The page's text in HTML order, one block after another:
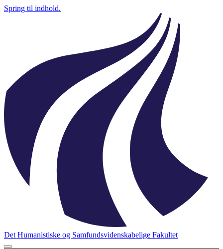
Spring til indhold.
Det Humanistiske og Samfundsvidenskabelige Fakultet